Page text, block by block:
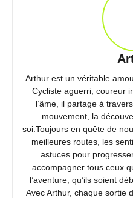
Arthur est un véritable
Cycliste aguerri, coureur
l’âme, il partage à
mouvement, la
soi.Toujours en quête de
meilleures routes, les
astuces pour
accompagner tous ceux
l’aventure, qu’ils soient
Avec Arthur, chaque sortie